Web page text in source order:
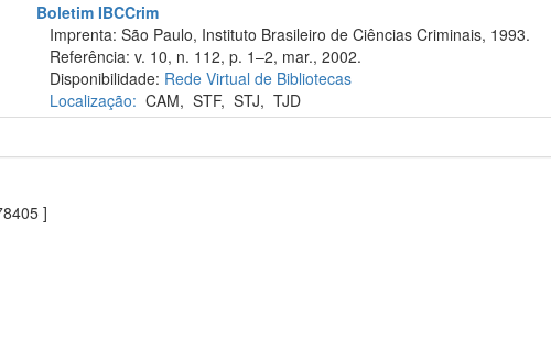
Boletim IBCCrim
Imprenta: São Paulo, Instituto Brasileiro de Ciências Criminais, 1993.
Referência: v. 10, n. 112, p. 1–2, mar., 2002.
Disponibilidade: Rede Virtual de Bibliotecas
Localização: CAM,STF,STJ,TJD
]